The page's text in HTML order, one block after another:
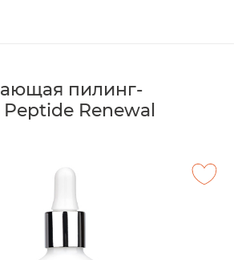
пилинг-
Renewal